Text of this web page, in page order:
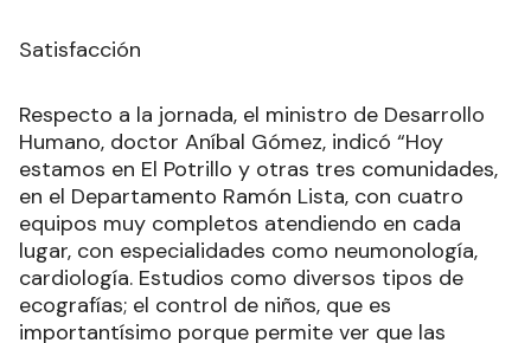
Satisfacción
Respecto a la jornada, el ministro de Desarrollo
Humano, doctor Aníbal Gómez, indicó “Hoy
estamos en El Potrillo y otras tres comunidades,
en el Departamento Ramón Lista, con cuatro
equipos muy completos atendiendo en cada
lugar, con especialidades como neumonología,
cardiología. Estudios como diversos tipos de
ecografías; el control de niños, que es
importantísimo porque permite ver que las